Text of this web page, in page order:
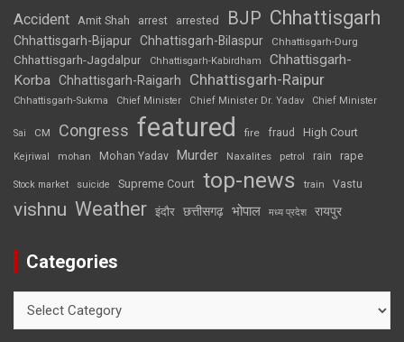
Accident Amit Shah arrest arrested BJP Chhattisgarh
Chhattisgarh-Bijapur Chhattisgarh-Bilaspur Chhattisgarh-Durg
Chhattisgarh-Jagdalpur Chhattisgarh-Kabirdham
Chhattisgarh-
Korba Chhattisgarh-Raigarh Chhattisgarh-Raipur
Chhattisgarh-Sukma Chief Minister Chief Minister Dr. Yadav Chief Minister
Sai CM Congress featured fire fraud High Court
Kejriwal mohan Mohan Yadav Murder Naxalites petrol rain rape
Stock market suicide Supreme Court top-news train Vastu
vishnu Weather इंदौर छत्तीसगढ़ भोपाल मध्य प्रदेश रायपुर
Categories